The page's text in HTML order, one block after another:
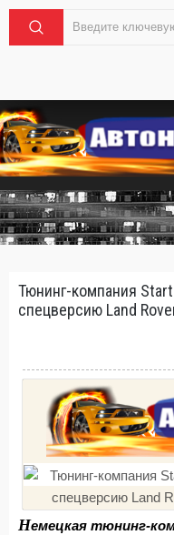
Тюнинг-компания
спецверсию Land
Немецкая тюнинг-